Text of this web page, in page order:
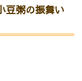
豆粥の振舞い